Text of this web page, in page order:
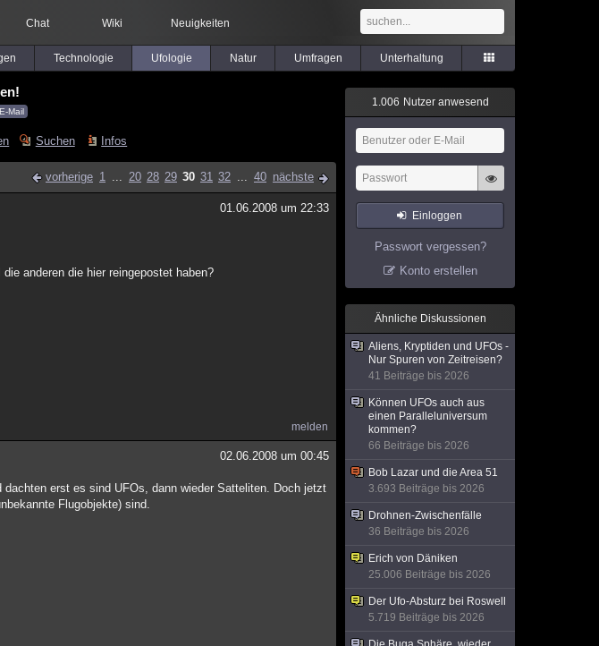
Chat Wiki Neuigkeiten
Technologie Ufologie Natur Umfragen Unterhaltung
E-Mail
Suchen Infos
vorherige 1 ... 20 28 29 30 31 32 ... 40 nächste
01.06.2008 um 22:33
anderen die hier reingepostet haben?
melden
02.06.2008 um 00:45
erst es sind UFOs, dann wieder Satteliten. Doch jetzt
Flugobjekte) sind.
1.006 Nutzer anwesend
Einloggen
Passwort vergessen?
Konto erstellen
Ähnliche Diskussionen
Aliens, Kryptiden und UFOs -
Nur Spuren von Zeitreisen?
41 Beiträge bis 2026
Können UFOs auch aus
einen Paralleluniversum
kommen?
66 Beiträge bis 2026
Bob Lazar und die Area 51
3.693 Beiträge bis 2026
Drohnen-Zwischenfälle
36 Beiträge bis 2026
Erich von Däniken
25.006 Beiträge bis 2026
Der Ufo-Absturz bei Roswell
5.719 Beiträge bis 2026